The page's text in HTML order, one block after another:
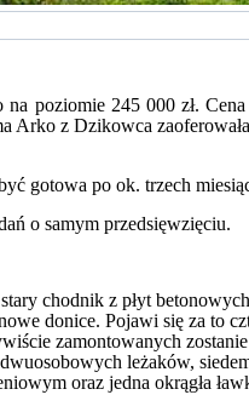
na poziomie 245 000 zł.
Arko z Dzikowca
gotowa po ok. trzech
o samym przedsięwzięciu.
chodnik z płyt
donice. Pojawi się za to
zamontowanych
leżaków,
oraz jedna okrągła